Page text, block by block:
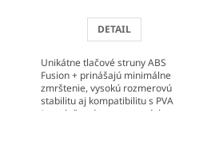
DETAIL
Unikátne tlačové struny ABS
Fusion + prinášajú minimálne
zmrštenie, vysokú rozmerovú
stabilitu aj kompatibilitu s PVA
(pre tlač vodou rozpustných